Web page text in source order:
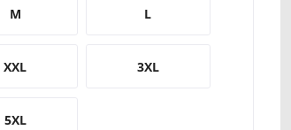
M L
XXL 3XL
5XL